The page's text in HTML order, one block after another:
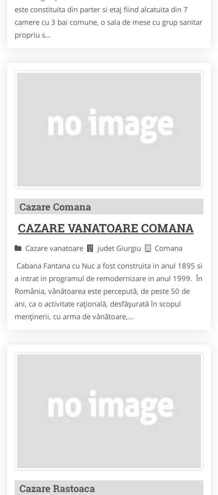
este constituita din parter si etaj fiind alcatuita din 7
camere cu 3 bai comune, o sala de mese cu grup sanitar
propriu s...
Cazare Comana
CAZARE VANATOARE COMANA
Cazare vanatoare judet Giurgiu
Comana
Cabana Fantana cu Nuc a fost construita in anul 1895 si
a intrat in programul de remodernizare in anul 1999. În
România, vânătoarea este percepută, de peste 50 de
ani, ca o activitate raţională, desfăşurată în scopul
menţinerii, cu arma de vânătoare,...
Cazare Rastoaca